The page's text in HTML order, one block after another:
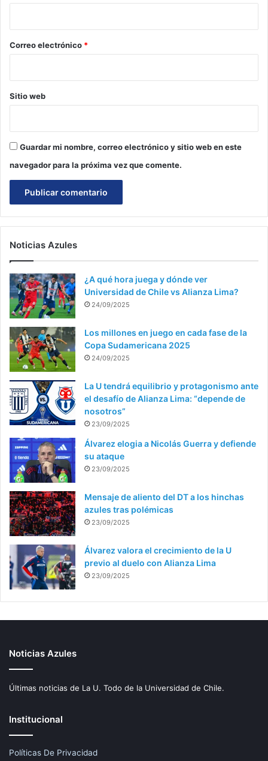
*
Correo electrónico *
Sitio web
Guardar mi nombre, correo electrónico y sitio web en este
navegador para la próxima vez que comente.
Noticias Azules
¿A qué hora juega y dónde ver
Universidad de Chile vs Alianza Lima?
24/09/2025
Los millones en juego en cada fase de la
Copa Sudamericana 2025
24/09/2025
La U tendrá equilibrio y protagonismo ante
el desafío de Alianza Lima: “depende de
nosotros”
23/09/2025
Álvarez elogia a Nicolás Guerra y defiende
su ataque
23/09/2025
Mensaje de aliento del DT a los hinchas
azules tras polémicas
23/09/2025
Álvarez valora el crecimiento de la U
previo al duelo con Alianza Lima
23/09/2025
Noticias Azules
Últimas noticias de La U. Todo de la Universidad de Chile.
Institucional
Políticas De Privacidad